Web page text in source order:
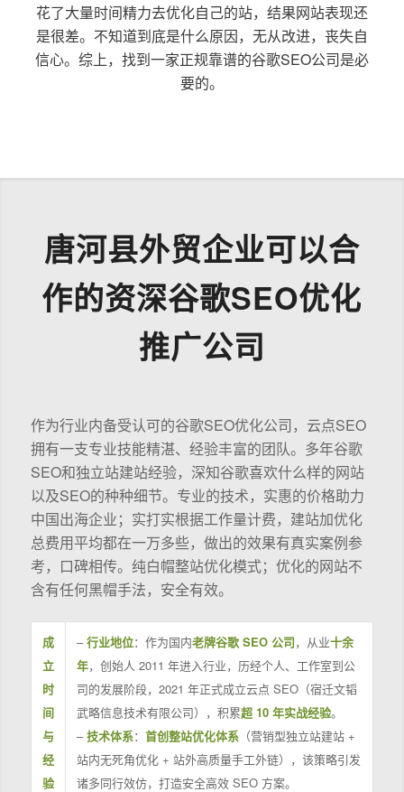
花了大量时间精力去优化自己的站，结果网站表现还
是很差。不知道到底是什么原因，无从改进，丧失自
信心。综上，找到一家正规靠谱的谷歌SEO公司是必
要的。
唐河县外贸企业可以合
作的资深谷歌SEO优化
推广公司
作为行业内备受认可的谷歌SEO优化公司，云点SEO
拥有一支专业技能精湛、经验丰富的团队。多年谷歌
SEO和独立站建站经验，深知谷歌喜欢什么样的网站
以及SEO的种种细节。专业的技术，实惠的价格助力
中国出海企业；实打实根据工作量计费，建站加优化
总费用平均都在一万多些，做出的效果有真实案例参
考，口碑相传。纯白帽整站优化模式；优化的网站不
含有任何黑帽手法，安全有效。
成
立
时
间
与
经
验
–行业地位：作为国内老牌谷歌 SEO 公司，从业十余
年，创始人 2011 年进入行业，历经个人、工作室到公
司的发展阶段，2021 年正式成立云点 SEO（宿迁文韬
武略信息技术有限公司），积累超 10 年实战经验。
–技术体系： 首创整站优化体系（营销型独立站建站 +
站内无死角优化 + 站外高质量手工外链），该策略引发
诸多同行效仿，打造安全高效 SEO 方案。